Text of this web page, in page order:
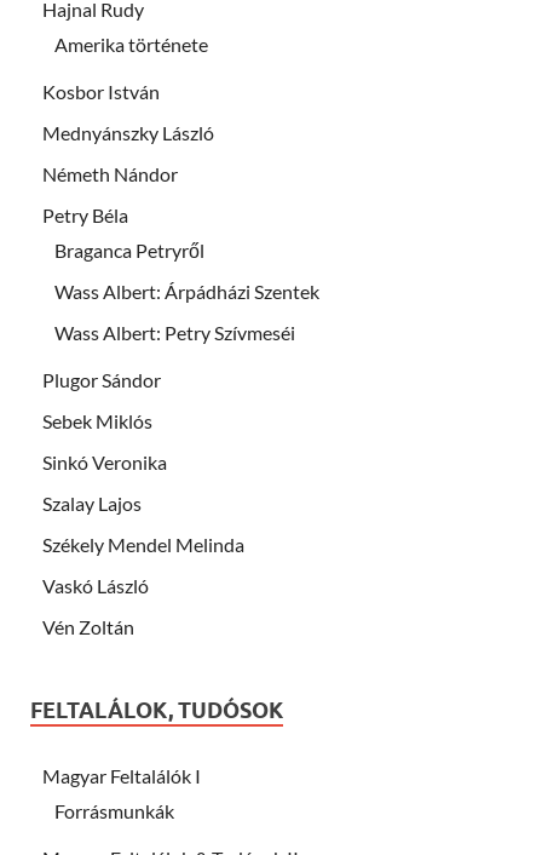
Hajnal Rudy
Amerika története
Kosbor István
Mednyánszky László
Németh Nándor
Petry Béla
Braganca Petryről
Wass Albert: Árpádházi Szentek
Wass Albert: Petry Szívmeséi
Plugor Sándor
Sebek Miklós
Sinkó Veronika
Szalay Lajos
Székely Mendel Melinda
Vaskó László
Vén Zoltán
FELTALÁLOK, TUDÓSOK
Magyar Feltalálók I
Forrásmunkák